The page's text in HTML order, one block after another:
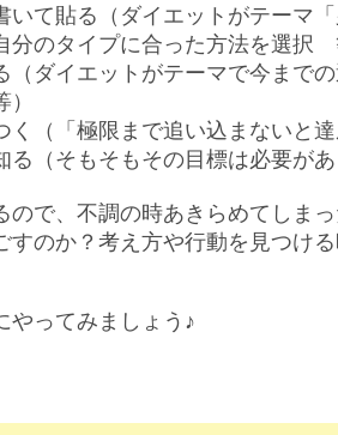
いて貼る（ダイエットがテーマ
分のタイプに合った方法を選択
（ダイエットがテーマで今ま
く（「極限まで追い込まないと
る（そもそもその目標は必要が
で、不調の時あきらめてしま
すのか？考え方や行動を見つけ
やってみましょう♪